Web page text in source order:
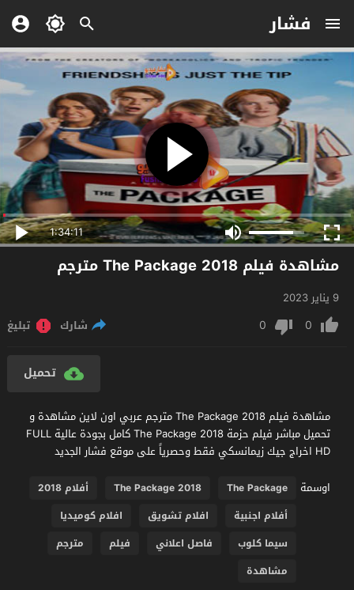
فشار
1:34:11
مشاهدة فيلم The Package 2018 مترجم
9 يناير 2023
0
0 شارك تبليغ
تحميل
مشاهدة فيلم The Package 2018 مترجم عربي اون لاين مشاهدة و
تحميل مباشر فيلم حزمة The Package 2018 كامل بجودة عالية FULL
HD اخراج جيك زيمانسكي فقط وحصرياً على موقع فشار الجديد
اوسمة
The Package
The Package 2018
أفلام 2018
أفلام اجنبية
افلام تشويق
افلام كوميديا
سيما كلوب
فاصل اعلاني فيلم
مترجم
مشاهدة